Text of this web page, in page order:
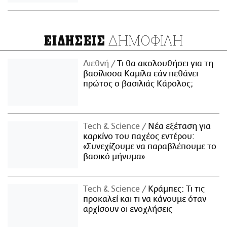
ΕΙΔΗΣΕΙΣ ΔΗΜΟΦΙΛΗ
Διεθνή
Τι θα ακολουθήσει για τη
βασίλισσα Καμίλα εάν πεθάνει
πρώτος ο βασιλιάς Κάρολος;
Τech & Science
Νέα εξέταση για
καρκίνο του παχέος εντέρου:
«Συνεχίζουμε να παραβλέπουμε το
βασικό μήνυμα»
Τech & Science
Κράμπες: Τι τις
προκαλεί και τι να κάνουμε όταν
αρχίσουν οι ενοχλήσεις